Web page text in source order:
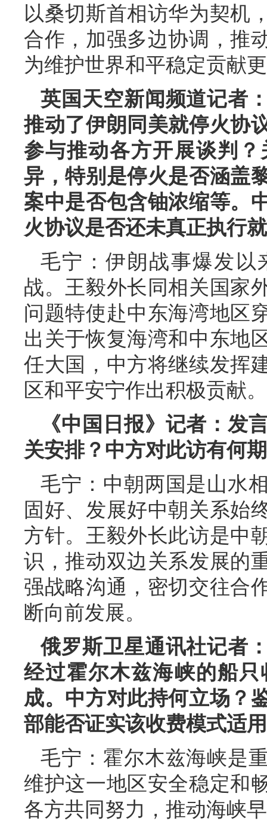
以桑切斯首相访华为契机
合作，加强多边协调，推
为维护世界和平稳定贡献
英国天空新闻频道记者
推动了伊朗同美就停火协
参与推动各方开展谈判
异，特别是停火是否涵盖
案中是否包含铀浓缩等。
火协议是否还未真正执行
毛宁：伊朗战事爆发以
战。王毅外长同相关国家
问题特使赴中东海湾地区
出关于恢复海湾和中东地
任大国，中方将继续发挥
区和平安宁作出积极贡献。
《中国日报》记者：发
关安排？中方对此访有何
毛宁：中朝两国是山水
固好、发展好中朝关系始
方针。王毅外长此访是中
识，推动双边关系发展的
强战略沟通，密切交往合
断向前发展。
俄罗斯卫星通讯社记者
经过霍尔木兹海峡的船
成。中方对此持何立场？
部能否证实该收费模式适
毛宁：霍尔木兹海峡是
维护这一地区安全稳定和
各方共同努力，推动海峡